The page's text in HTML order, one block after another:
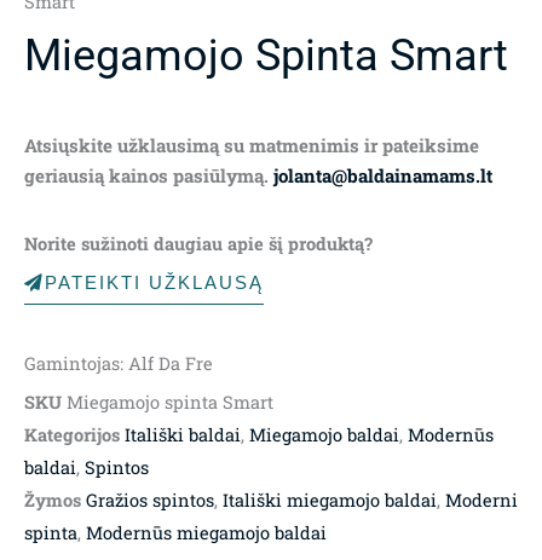
Miegamojo Spinta Smart
Atsiųskite užklausimą su matmenimis ir pateiksime
geriausią kainos pasiūlymą. jolanta@baldainamams.lt
Norite sužinoti daugiau apie šį produktą?
PATEIKTI UŽKLAUSĄ
Gamintojas: Alf Da Fre
SKU Miegamojo spinta Smart
Kategorijos Itališki baldai, Miegamojo baldai, Modernūs
baldai, Spintos
Žymos Gražios spintos, Itališki miegamojo baldai, Moderni
spinta, Modernūs miegamojo baldai